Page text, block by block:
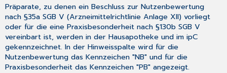
Präparate, zu denen ein Beschluss zur Nutzenbewertung
nach §35a SGB V (Arzneimittelrichtlinie Anlage XII) vorliegt
oder für die eine Praxisbesonderheit nach §130b SGB V
vereinbart ist, werden in der Hausapotheke und im ipC
gekennzeichnet. In der Hinweisspalte wird für die
Nutzenbewertung das Kennzeichen "NB" und für die
Praxisbesonderheit das Kennzeichen "PB" angezeigt.